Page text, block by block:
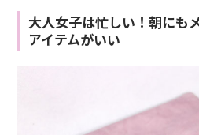
大人女子は忙しい！朝にも
アイテムがいい